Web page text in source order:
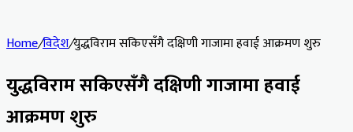
Home/विदेश/युद्धविराम सकिएसँगै दक्षिणी गाजामा हवाई आक्रमण शुरु
युद्धविराम सकिएसँगै दक्षिणी गाजामा हवाई
आक्रमण शुरु